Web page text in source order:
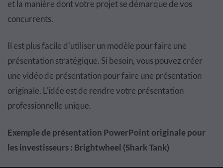
et la manière dont votre projet se démarque de vos
concurrents.
Il est plus facile d'utiliser un modèle pour faire une
présentation stratégique. Si besoin, vous pouvez créer
une vidéo de présentation pour faire une présentation
originale. L'idée est de rendre votre présentation
professionnelle unique.
Exemple de présentation PowerPoint originalepour
les investisseurs : Brightwheel (Shark Tank)